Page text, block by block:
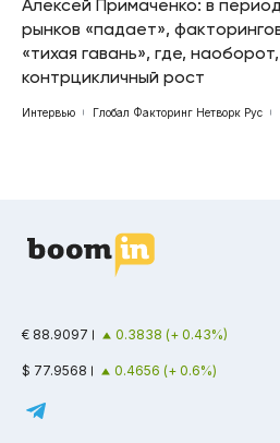
Алексей Примаченко: в
рынков «падает»,
«тихая гавань», где,
контрцикличный рост
Интервью Глобал Факторинг Нетворк Рус
€ 88.9097 0.3838 (+ 0.43%)
$ 77.9568 0.4656 (+ 0.6%)